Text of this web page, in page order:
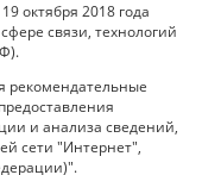
октября 2018 года
связи, технологий
рекомендательные
и анализа сведений,
сети "Интернет",